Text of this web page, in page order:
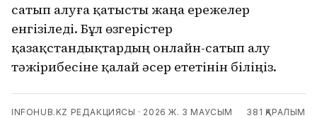
сатып алуға қатысты жаңа ережелер
енгізіледі. Бұл өзгерістер
қазақстандықтардың онлайн-сатып алу
тәжірибесіне қалай әсер ететінін біліңіз.
INFOHUB.KZ РЕДАКЦИЯСЫ · 2026 Ж. 3 МАУСЫМ 381 ҚАРАЛЫМ